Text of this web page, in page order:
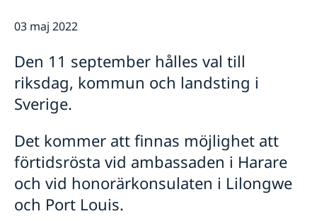
Ambassadens personal
Nyheter
Planeringsdagar 20 och 21 november
Ambassaden håller stängt den 11:e och 12:e augusti
Kolera utbrott Zimbabwe
Ambassaden stängd 23 augusti 2023.
Ambassaden stängd 7 och 10 april 2023
Ambassaden stängd 18 april 2023
Ambassaden är stängd 10 och 13 april
Passmottagningen stängd 25-27 feb.
Regeringsförklaringen den 21 januari 2019
16 dagar av aktivism mot könsrelaterat våld har
börjat
03 maj 2022
Den 11 september hålles val till
riksdag, kommun och landsting i
Sverige.
Det kommer att finnas möjlighet att
förtidsrösta vid ambassaden i Harare
och vid honorärkonsulaten i Lilongwe
och Port Louis.